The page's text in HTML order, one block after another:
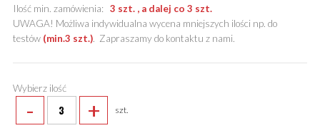
Ilość min. zamówienia: 3 szt. , a dalej co 3 szt.
UWAGA! Możliwa indywidualna wycena mniejszych ilości np. do
testów (min.3 szt.). Zapraszamy do kontaktu z nami.
Wybierz ilość
- + szt.